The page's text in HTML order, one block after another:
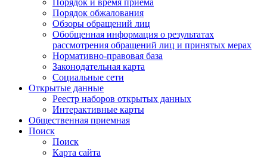
Порядок и время приема
Порядок обжалования
Обзоры обращений лиц
Обобщенная информация о результатах
рассмотрения обращений лиц и принятых мерах
Нормативно-правовая база
Законодательная карта
Социальные сети
Открытые данные
Реестр наборов открытых данных
Интерактивные карты
Общественная приемная
Поиск
Поиск
Карта сайта